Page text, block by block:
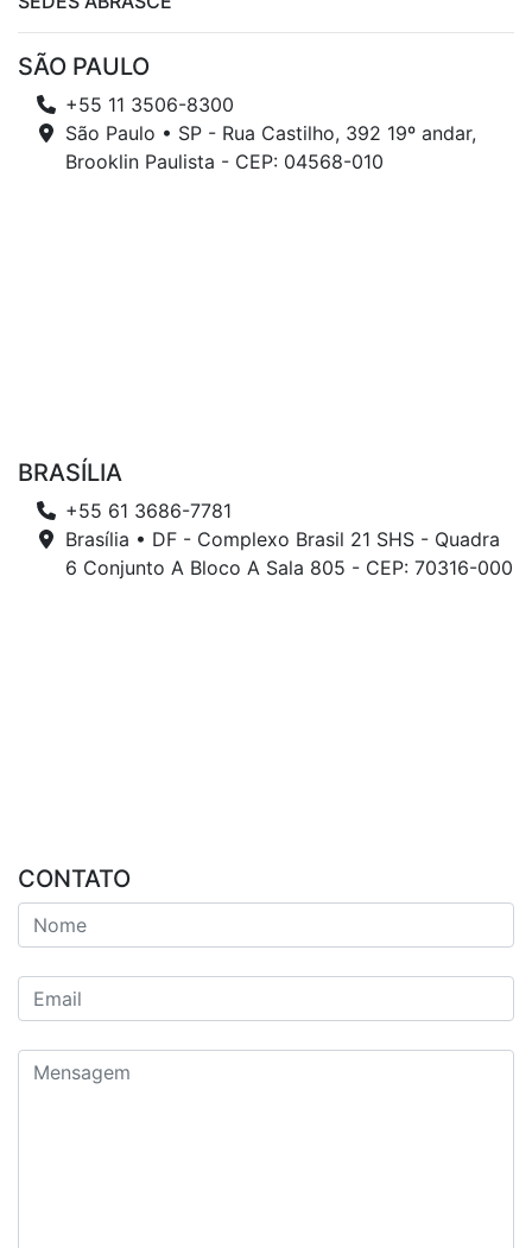
SÃO PAULO
+55 11 3506-8300
São Paulo • SP - Rua Castilho, 392 19º andar,
Brooklin Paulista - CEP: 04568-010
BRASÍLIA
+55 61 3686-7781
Brasília • DF - Complexo Brasil 21 SHS - Quadra
6 Conjunto A Bloco A Sala 805 - CEP: 70316-000
CONTATO